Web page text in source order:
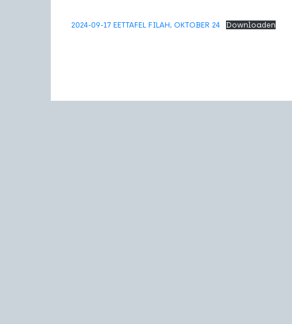
2024-09-17 EETTAFEL FILAH, OKTOBER 24 Downloaden